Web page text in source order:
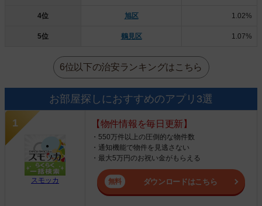
4位 旭区 1.02%
5位 鶴見区 1.07%
6位以下の治安ランキングはこちら
お部屋探しにおすすめのアプリ3選
スモッカ
【物件情報を毎日更新】
・550万件以上の圧倒的な物件数
・通知機能で物件を見逃さない
・最大5万円のお祝い金がもらえる
ダウンロードはこちら